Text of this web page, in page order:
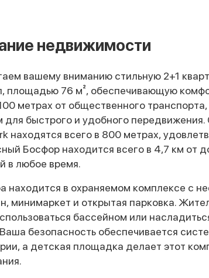
недвижимости
вашему вниманию стильную 2+1
площадью 76 м², обеспечивающую
метрах от общественного
для быстрого и удобного
находятся всего в 800 метрах,
Босфор находится всего в 4,7 км от
в любое время.
находится в охраняемом комплексе с
минимаркет и открытая парковка.
бассейном или
безопасность обеспечивается
а детская площадка делает этот